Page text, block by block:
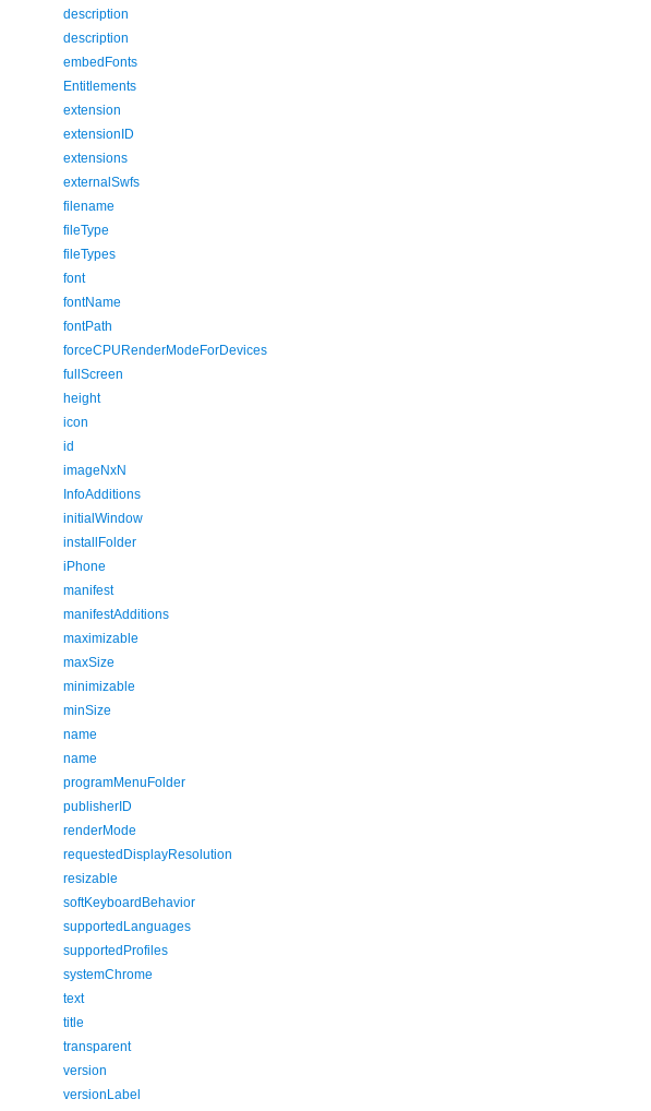
description
description
embedFonts
Entitlements
extension
extensionID
extensions
externalSwfs
filename
fileType
fileTypes
font
fontName
fontPath
forceCPURenderModeForDevices
fullScreen
height
icon
id
imageNxN
InfoAdditions
initialWindow
installFolder
iPhone
manifest
manifestAdditions
maximizable
maxSize
minimizable
minSize
name
name
programMenuFolder
publisherID
renderMode
requestedDisplayResolution
resizable
softKeyboardBehavior
supportedLanguages
supportedProfiles
systemChrome
text
title
transparent
version
versionLabel